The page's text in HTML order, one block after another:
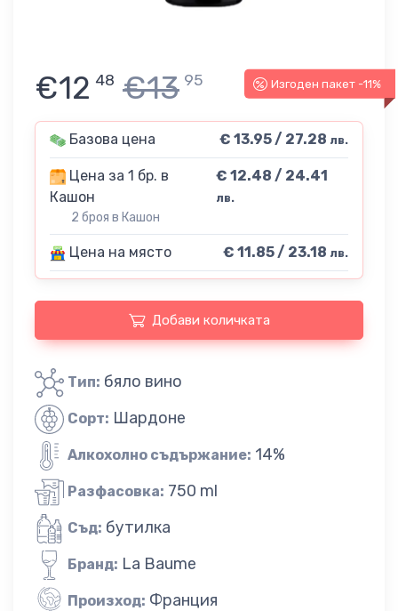
Изгоден пакет -11%
€12 48 €13 95
Базова цена € 13.95 / 27.28 лв.
Цена за 1 бр. в
Кашон
2 броя в Кашон
€ 12.48 / 24.41
лв.
Цена на място € 11.85 / 23.18 лв.
Добави количката
Тип: бяло вино
Сорт: Шардоне
Алкохолно съдържание: 14%
Разфасовка: 750 ml
Съд: бутилка
Бранд: La Baume
Произход: Франция